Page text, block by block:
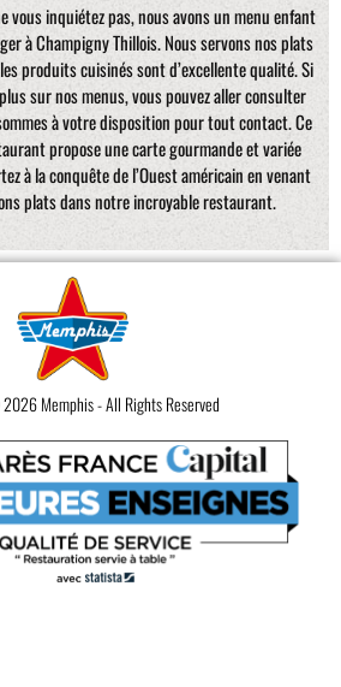
vous inquiétez pas, nous avons un menu enfant
à Champigny Thillois. Nous servons nos plats
produits cuisinés sont d’excellente qualité. Si
sur nos menus, vous pouvez aller consulter
à votre disposition pour tout contact. Ce
propose une carte gourmande et variée
à la conquête de l’Ouest américain en venant
plats dans notre incroyable restaurant.
Memphis - All Rights Reserved